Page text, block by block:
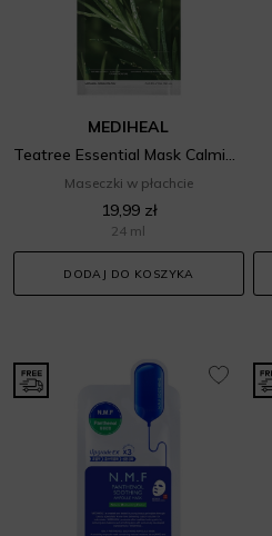
MEDIHEAL
Teatree Essential Mask Calming Moisture
Maseczki w płachcie
19,99 zł
24 ml
DODAJ DO KOSZYKA